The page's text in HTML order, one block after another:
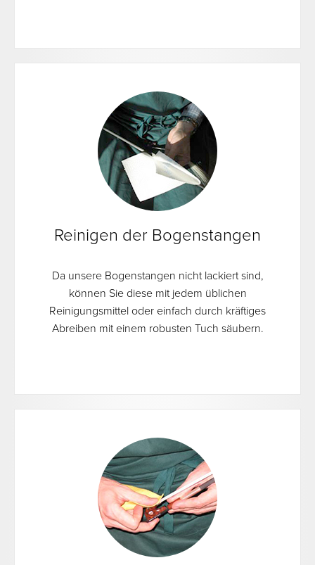
Reinigen der Bogenstangen
Da unsere Bogenstangen nicht lackiert sind,
können Sie diese mit jedem üblichen
Reinigungsmittel oder einfach durch kräftiges
Abreiben mit einem robusten Tuch säubern.